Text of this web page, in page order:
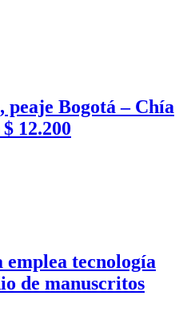
peaje Bogotá – Chía
12.200
tecnología
de manuscritos